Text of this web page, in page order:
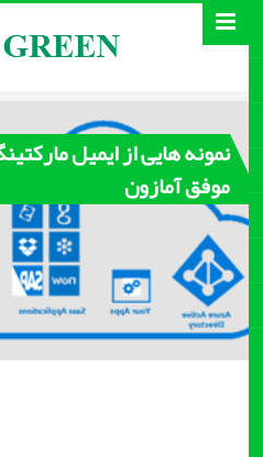
نمونه هایی از ایمیل مارکتینگ
موفق آمازون